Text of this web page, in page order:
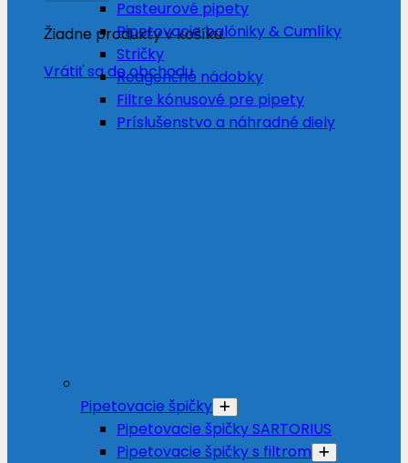
Žiadne produkty v košíku.
Vrátiť sa do obchodu
Pasteurové pipety
Pipetovacie balóniky & Cumlíky
Stričky
Reagenčné nádobky
Filtre kónusové pre pipety
Príslušenstvo a náhradné diely
Pipetovacie špičky
Pipetovacie špičky SARTORIUS
Pipetovacie špičky s filtrom